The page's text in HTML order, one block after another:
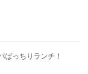
ばっちりランチ！